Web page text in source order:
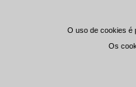
O uso de cookies é
Os
O uso de cookies é
Os